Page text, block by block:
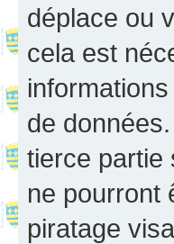
déplace ou
cela est
de
tierce partie
ne pourront
piratage